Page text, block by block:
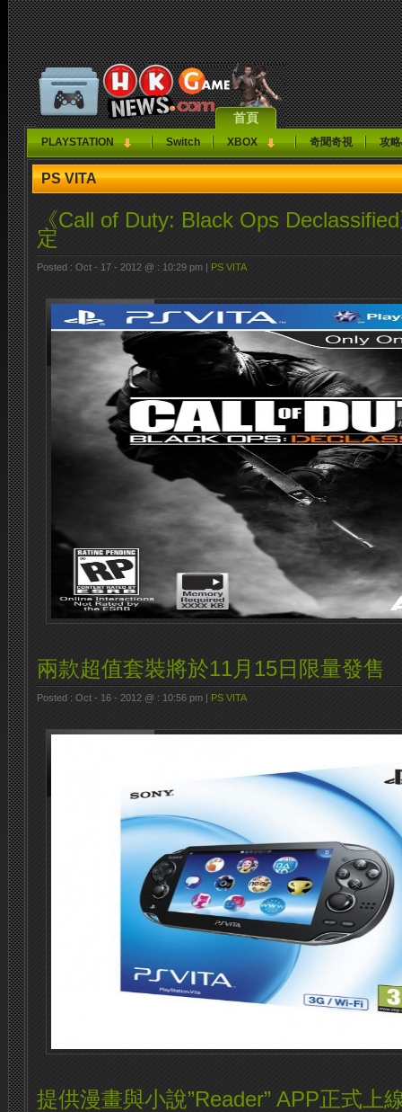
首頁
PLAYSTATION Switch XBOX 奇聞奇視 攻
PS VITA
《Call of Duty: Black Ops
定
Posted : Oct - 17 - 2012 @ : 10:29 pm | PS VITA
兩款超值套裝將於11月15日限量發售
Posted : Oct - 16 - 2012 @ : 10:56 pm | PS VITA
提供漫畫與小說”Reader” APP正式上